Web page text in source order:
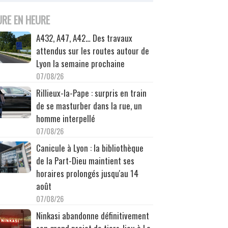
EN HEURE
A432, A47, A42… Des travaux
attendus sur les routes autour de
Lyon la semaine prochaine
07/08/26
Rillieux-la-Pape : surpris en train
de se masturber dans la rue, un
homme interpellé
07/08/26
Canicule à Lyon : la bibliothèque
de la Part-Dieu maintient ses
horaires prolongés jusqu'au 14
août
07/08/26
Ninkasi abandonne définitivement